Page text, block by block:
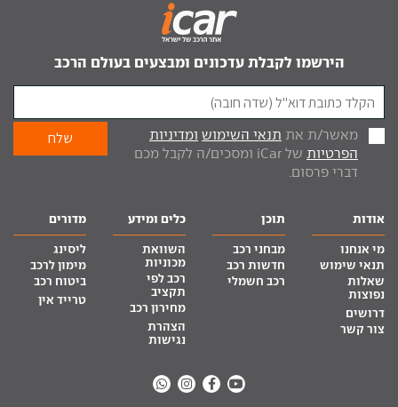
הירשמו לקבלת עדכונים ומבצעים בעולם הרכב
מאשר/ת את תנאי השימוש ומדיניות
הפרטיות
של iCar ומסכים/ה לקבל מכם
דברי פרסום.
אודות
מי אנחנו
תנאי שימוש
שאלות
נפוצות
דרושים
צור קשר
תוכן
מבחני רכב
חדשות רכב
רכב חשמלי
כלים ומידע
השוואת
מכוניות
רכב לפי
תקציב
מחירון רכב
הצהרת
נגישות
מדורים
ליסינג
מימון לרכב
ביטוח רכב
טרייד אין